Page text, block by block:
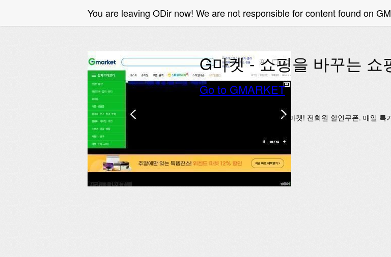
You are leaving ODir now! We are not responsible for content found on
G마켓 - 쇼핑을 바꾸는 쇼
Go to GMARKET
대한민국 1등 온라인쇼핑, G마켓! 전회원 할인쿠폰. 매일